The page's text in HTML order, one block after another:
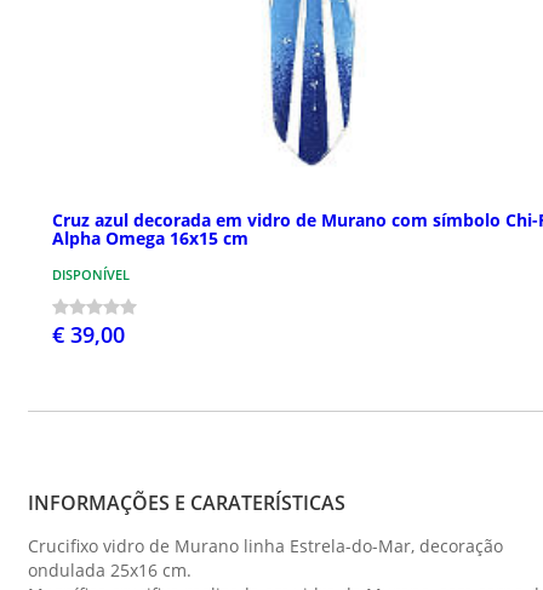
Cruz azul decorada em vidro de Murano com símbolo Chi-
Alpha Omega 16x15 cm
DISPONÍVEL
€ 39,00
INFORMAÇÕES E CARATERÍSTICAS
Crucifixo vidro de Murano linha Estrela-do-Mar, decoração
ondulada 25x16 cm.